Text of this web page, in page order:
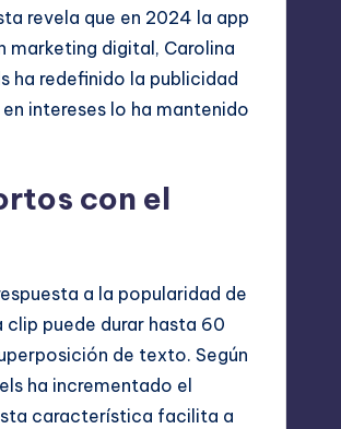
revela que en 2024 la app
marketing digital, Carolina
ha redefinido la publicidad
intereses lo ha mantenido
con el
a la popularidad de
puede durar hasta 60
de texto. Según
ha incrementado el
característica facilita a